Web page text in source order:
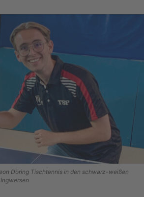
Döring Tischtennis in den schwarz-weißen